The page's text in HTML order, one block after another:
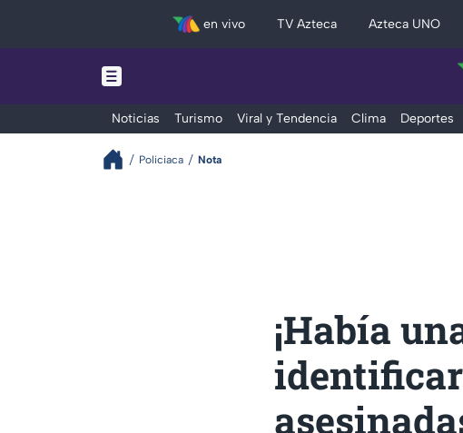
en vivo TV Azteca Azteca UNO
Noticias Turismo Viral y Tendencia Clima Deportes
Policiaca Nota
¡Había